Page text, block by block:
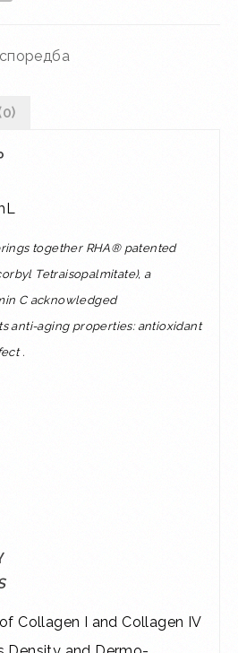
together RHA® patented
Tetraisopalmitate), a
C acknowledged
anti-aging properties: antioxidant
.
Collagen I and Collagen IV